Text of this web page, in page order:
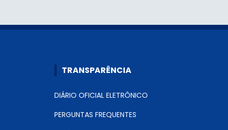
TRANSPARÊNCIA
DIÁRIO OFICIAL ELETRÔNICO
PERGUNTAS FREQUENTES